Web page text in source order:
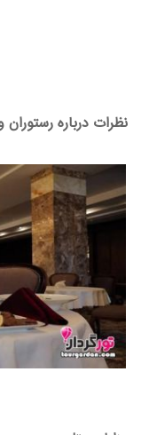
نظرات درباره رستوران